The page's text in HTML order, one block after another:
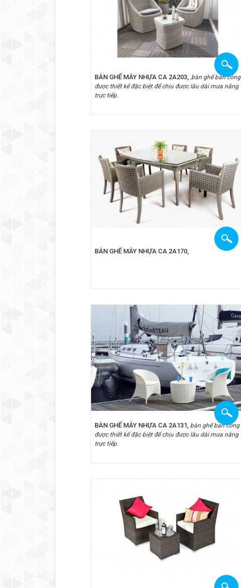
BÀN GHẾ MÂY NHỰA CA 2A203, ,bàn ghế ban công
được thiết kế đặc biệt để chịu được lâu dài mưa nắng
trực tiếp.
BÀN GHẾ MÂY NHỰA CA 2A170,
BÀN GHẾ MÂY NHỰA CA 2A131, bàn ghế ban công
được thiết kế đặc biệt để chịu được lâu dài mưa nắng
trực tiếp.